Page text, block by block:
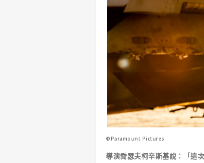
©Paramount Pictures
導演喬瑟夫柯辛斯基說：「這